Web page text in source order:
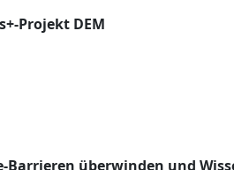
Projekt DEM
Barrieren überwinden und